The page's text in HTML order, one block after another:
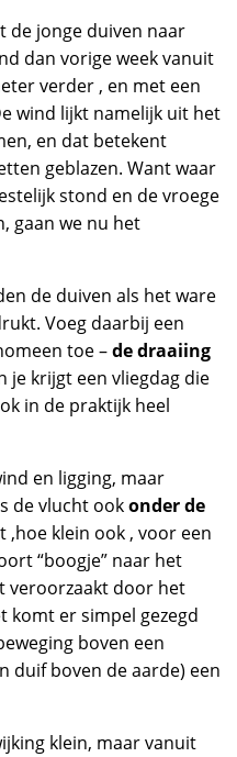
de jonge duiven naar
dan vorige week vanuit
verder , en met een
wind lijkt namelijk uit het
en dat betekent
geblazen. Want waar
stond en de vroege
gaan we nu het
de duiven als het ware
Voeg daarbij een
toe –de draaiing
je krijgt een vliegdag die
in de praktijk heel
en ligging, maar
de vlucht ookonder de
,hoe klein ook , voor een
“boogje” naar het
veroorzaakt door het
komt er simpel gezegd
boven een
duif boven de aarde) een
klein, maar vanuit